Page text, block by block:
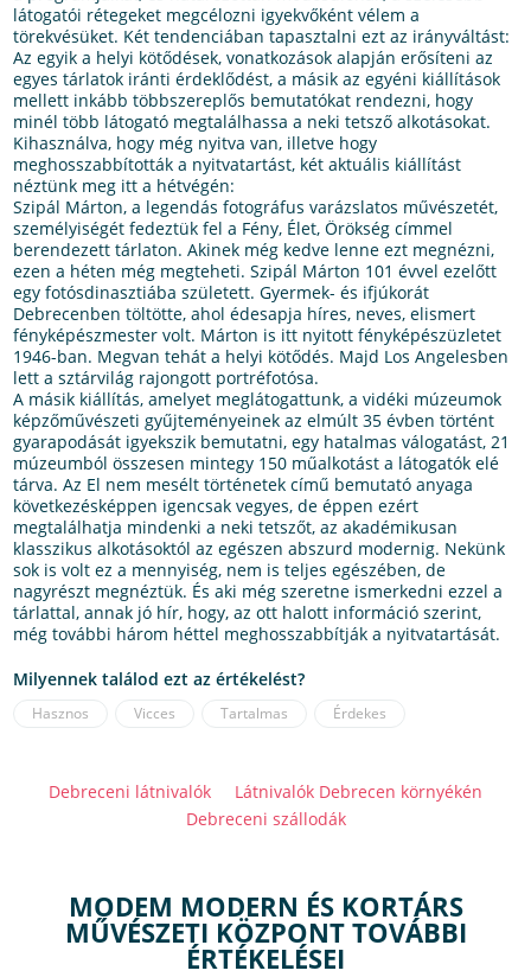
látogatói rétegeket megcélozni igyekvőként vélem a
törekvésüket. Két tendenciában tapasztalni ezt az irányváltást:
Az egyik a helyi kötődések, vonatkozások alapján erősíteni az
egyes tárlatok iránti érdeklődést, a másik az egyéni kiállítások
mellett inkább többszereplős bemutatókat rendezni, hogy
minél több látogató megtalálhassa a neki tetsző alkotásokat.
Kihasználva, hogy még nyitva van, illetve hogy
meghosszabbították a nyitvatartást, két aktuális kiállítást
néztünk meg itt a hétvégén:
Szipál Márton, a legendás fotográfus varázslatos művészetét,
személyiségét fedeztük fel a Fény, Élet, Örökség címmel
berendezett tárlaton. Akinek még kedve lenne ezt megnézni,
ezen a héten még megteheti. Szipál Márton 101 évvel ezelőtt
egy fotósdinasztiába született. Gyermek- és ifjúkorát
Debrecenben töltötte, ahol édesapja híres, neves, elismert
fényképészmester volt. Márton is itt nyitott fényképészüzletet
1946-ban. Megvan tehát a helyi kötődés. Majd Los Angelesben
lett a sztárvilág rajongott portréfotósa.
A másik kiállítás, amelyet meglátogattunk, a vidéki múzeumok
képzőművészeti gyűjteményeinek az elmúlt 35 évben történt
gyarapodását igyekszik bemutatni, egy hatalmas válogatást, 21
múzeumból összesen mintegy 150 műalkotást a látogatók elé
tárva. Az El nem mesélt történetek című bemutató anyaga
következésképpen igencsak vegyes, de éppen ezért
megtalálhatja mindenki a neki tetszőt, az akadémikusan
klasszikus alkotásoktól az egészen abszurd modernig. Nekünk
sok is volt ez a mennyiség, nem is teljes egészében, de
nagyrészt megnéztük. És aki még szeretne ismerkedni ezzel a
tárlattal, annak jó hír, hogy, az ott halott információ szerint,
még további három héttel meghosszabbítják a nyitvatartását.
Milyennek találod ezt az értékelést?
Hasznos Vicces Tartalmas Érdekes
Debreceni látnivalók
Látnivalók Debrecen környékén
Debreceni szállodák
MODEM MODERN ÉS KORTÁRS
MŰVÉSZETI KÖZPONT TOVÁBBI
ÉRTÉKELÉSEI